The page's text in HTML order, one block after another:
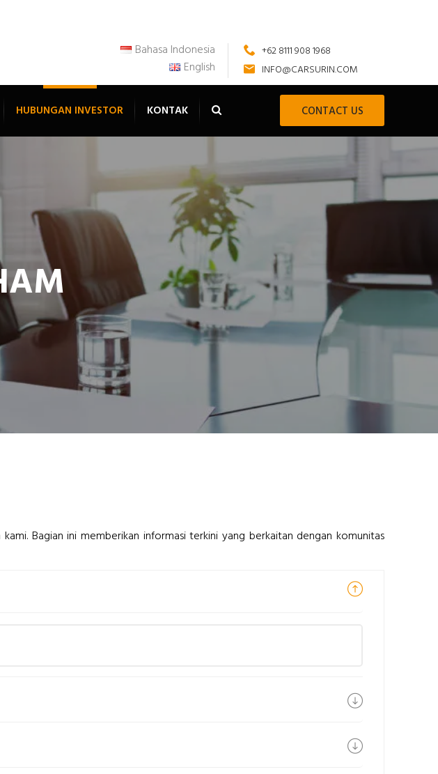
+62 8111 908 1968
INFO@CARSURIN.COM
Bahasa Indonesia
English
HUBUNGAN INVESTOR KONTAK CONTACT US
Bagian ini memberikan informasi terkini yang berkaitan dengan komunitas